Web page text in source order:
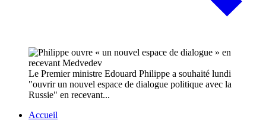
Le Premier ministre Edouard Philippe a souhaité lundi
"ouvrir un nouvel espace de dialogue politique avec la
Russie" en recevant...
Accueil